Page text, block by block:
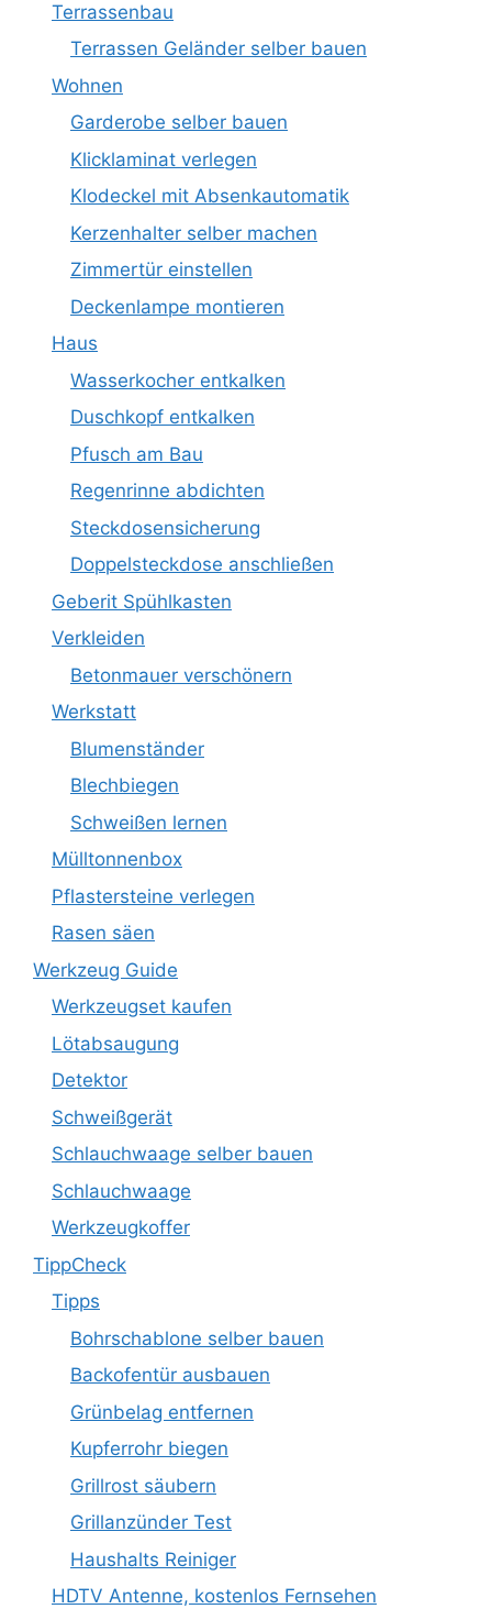
Terrassenbau
Terrassen Geländer selber bauen
Wohnen
Garderobe selber bauen
Klicklaminat verlegen
Klodeckel mit Absenkautomatik
Kerzenhalter selber machen
Zimmertür einstellen
Deckenlampe montieren
Haus
Wasserkocher entkalken
Duschkopf entkalken
Pfusch am Bau
Regenrinne abdichten
Steckdosensicherung
Doppelsteckdose anschließen
Geberit Spühlkasten
Verkleiden
Betonmauer verschönern
Werkstatt
Blumenständer
Blechbiegen
Schweißen lernen
Mülltonnenbox
Pflastersteine verlegen
Rasen säen
Werkzeug Guide
Werkzeugset kaufen
Lötabsaugung
Detektor
Schweißgerät
Schlauchwaage selber bauen
Schlauchwaage
Werkzeugkoffer
TippCheck
Tipps
Bohrschablone selber bauen
Backofentür ausbauen
Grünbelag entfernen
Kupferrohr biegen
Grillrost säubern
Grillanzünder Test
Haushalts Reiniger
HDTV Antenne, kostenlos Fernsehen